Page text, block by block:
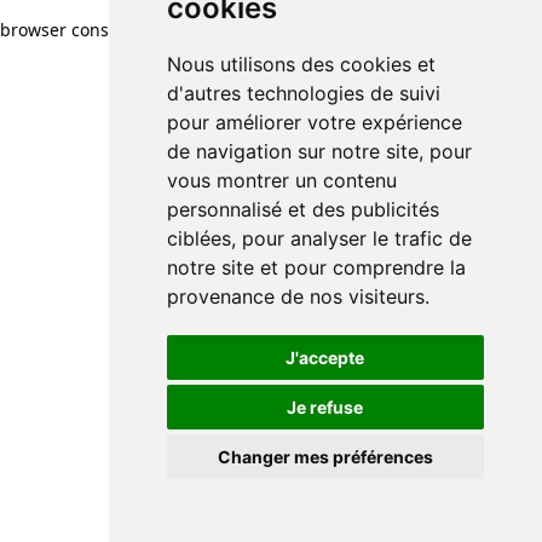
cookies
Nous utilisons des cookies et
d'autres technologies de suivi
pour améliorer votre expérience
de navigation sur notre site, pour
vous montrer un contenu
personnalisé et des publicités
ciblées, pour analyser le trafic de
notre site et pour comprendre la
provenance de nos visiteurs.
J'accepte
Je refuse
Changer mes préférences
browser console for more information)